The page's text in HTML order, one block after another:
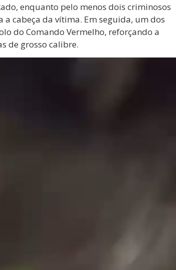
enquanto pelo menos dois criminosos
cabeça da vítima. Em seguida, um dos
do Comando Vermelho, reforçando a
de grosso calibre.